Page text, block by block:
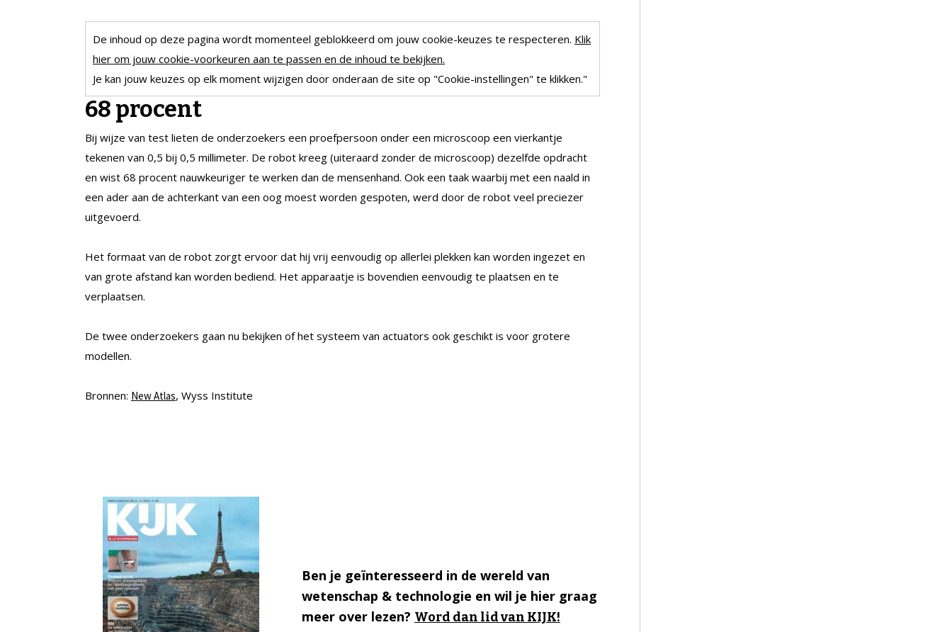
De inhoud op deze pagina wordt momenteel geblokkeerd om jouw cookie-keuzes te respecteren. Klik
hier om jouw cookie-voorkeuren aan te passen en de inhoud te bekijken.
Je kan jouw keuzes op elk moment wijzigen door onderaan de site op "Cookie-instellingen" te klikken."
68 procent
Bij wijze van test lieten de onderzoekers een proefpersoon onder een microscoop een vierkantje
tekenen van 0,5 bij 0,5 millimeter. De robot kreeg (uiteraard zonder de microscoop) dezelfde opdracht
en wist 68 procent nauwkeuriger te werken dan de mensenhand. Ook een taak waarbij met een naald in
een ader aan de achterkant van een oog moest worden gespoten, werd door de robot veel preciezer
uitgevoerd.
Het formaat van de robot zorgt ervoor dat hij vrij eenvoudig op allerlei plekken kan worden ingezet en
van grote afstand kan worden bediend. Het apparaatje is bovendien eenvoudig te plaatsen en te
verplaatsen.
De twee onderzoekers gaan nu bekijken of het systeem van actuators ook geschikt is voor grotere
modellen.
Bronnen: New Atlas, Wyss Institute
Ben je geïnteresseerd in de wereld van
wetenschap & technologie en wil je hier graag
meer over lezen? Word dan lid van KIJK!